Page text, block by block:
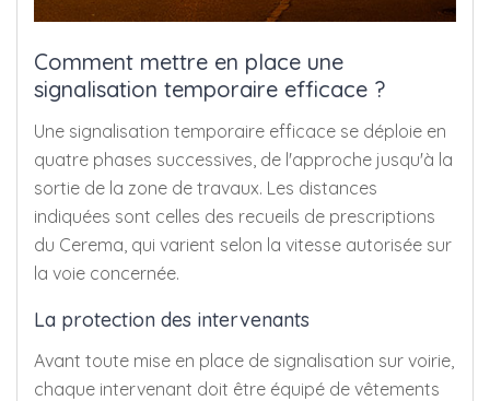
Comment mettre en place une
signalisation temporaire efficace ?
Une signalisation temporaire efficace se déploie en
quatre phases successives, de l'approche jusqu'à la
sortie de la zone de travaux. Les distances
indiquées sont celles des recueils de prescriptions
du Cerema, qui varient selon la vitesse autorisée sur
la voie concernée.
La protection des intervenants
Avant toute mise en place de signalisation sur voirie,
chaque intervenant doit être équipé de vêtements